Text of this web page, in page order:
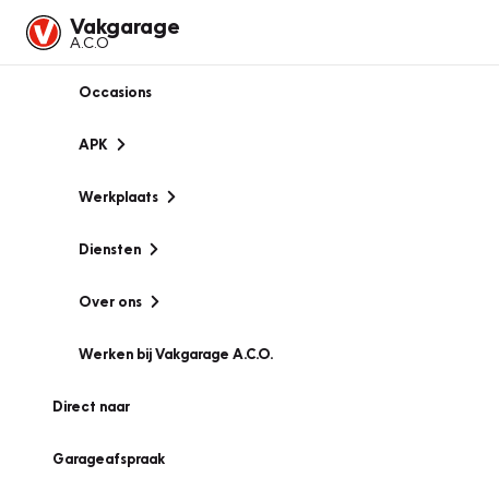
Vakgarage
A.C.O
Occasions
APK
Werkplaats
Diensten
Over ons
Werken bij Vakgarage A.C.O.
Direct naar
Garageafspraak